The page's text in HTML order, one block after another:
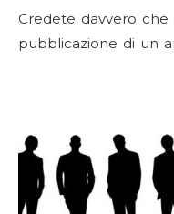
Credete davvero
pubblicazione di un